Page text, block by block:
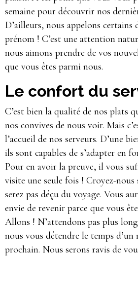
semaine pour découvrir nos
D’ailleurs, nous appelons certains
prénom ! C’est une attention
nous aimons prendre de vos
que vous êtes parmi nous.
Le confort du
C’est bien la qualité de nos plats
nos convives de nous voir. Mais
l’accueil de nos serveurs. D’une
ils sont capables de s’adapter en
Pour en avoir la preuve, il vous
visite une seule fois ! Croyez-nous
serez pas déçu du voyage. Vous
envie de revenir parce que vous
Allons ! N’attendons pas plus
nous vous détendre le temps d’un
prochain. Nous serons ravis de